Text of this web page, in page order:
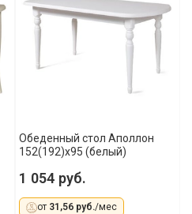
Обеденный стол Аполлон
152(192)x95 (белый)
1 054 руб.
от 31,56 руб./мес